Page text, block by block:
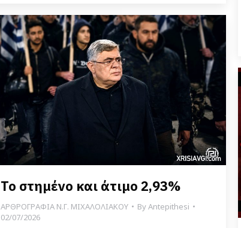
Το στημένο και άτιμο 2,93%
ΑΡΘΡΟΓΡΑΦΙΑ Ν.Γ. ΜΙΧΑΛΟΛΙΑΚΟΥ ByAntepithesi
02/07/2026